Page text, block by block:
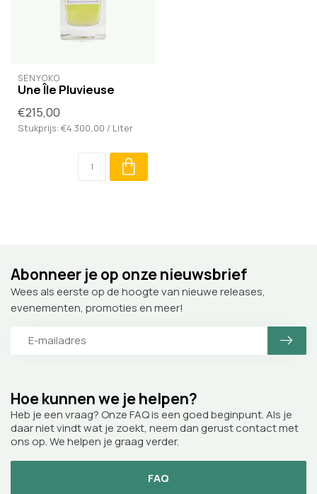
SENYOKÔ
Une Île Pluvieuse
€215,00
Stukprijs: €4.300,00 / Liter
Hoe kunnen we je helpen?
Heb je een vraag? Onze FAQ is een goed beginpunt. Als je
daar niet vindt wat je zoekt, neem dan gerust contact met
ons op. We helpen je graag verder.
FAQ
Abonneer je op onze nieuwsbrief
Wees als eerste op de hoogte van nieuwe releases,
evenementen, promoties en meer!